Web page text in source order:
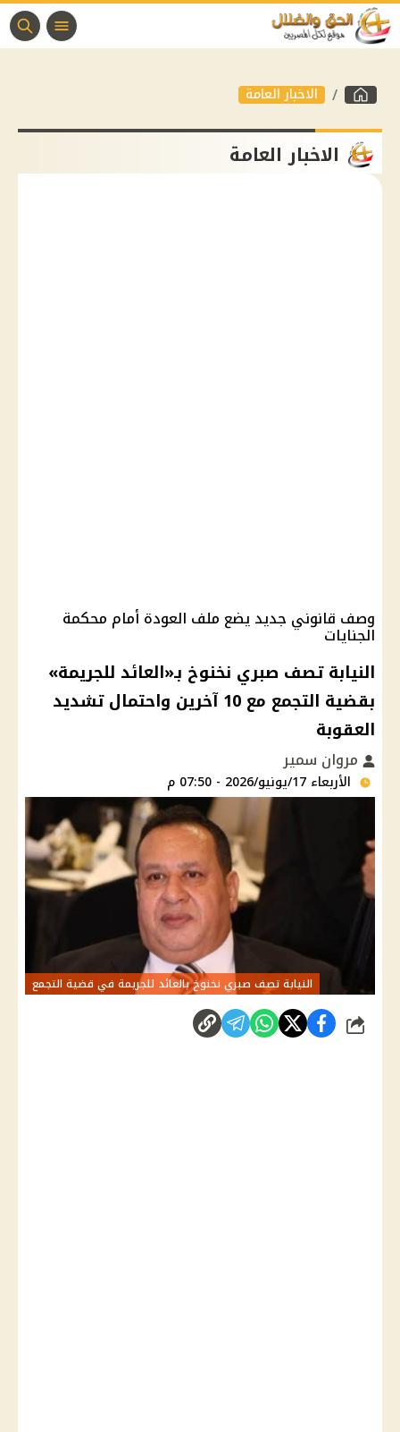
الاخبار العامة
الاخبار العامة
وصف قانوني جديد يضع ملف العودة أمام محكمة
الجنايات
النيابة تصف صبري نخنوخ بـ«العائد للجريمة»
بقضية التجمع مع 10 آخرين واحتمال تشديد
العقوبة
مروان سمير
الأربعاء 17/يونيو/2026 - 07:50 م
النيابة تصف صبري نخنوخ بالعائد للجريمة في قضية التجمع
شارك